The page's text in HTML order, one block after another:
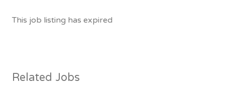
This job listing has expired
Related Jobs